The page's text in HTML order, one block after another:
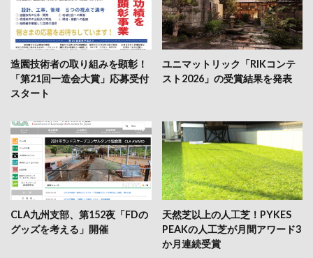
造園技術者の取り組みを顕彰！
「第21回一造会大賞」応募受付
スタート
ユニマットリック「RIKコンテ
スト2026」の受賞結果を発表
CLA九州支部、第152夜「FDの
グッズを考える」開催
天然芝以上の人工芝！PYKES
PEAKの人工芝が月間アワード3
か月連続受賞